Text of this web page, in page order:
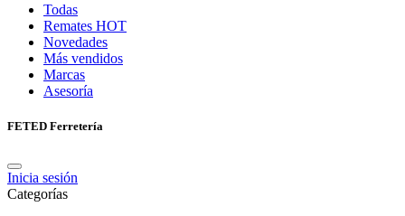
Todas
Remates HOT
Novedades
Más vendidos
Marcas
Asesoría
FETED Ferretería
Inicia sesión
Categorías